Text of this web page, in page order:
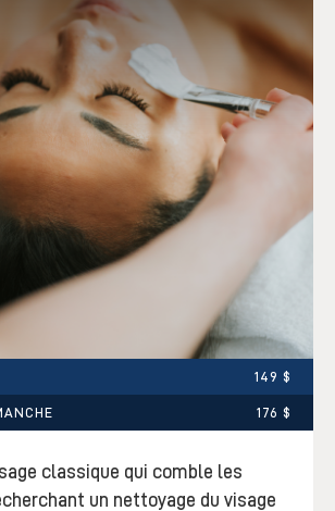
149 $
176 $
classique qui comble les
un nettoyage du visage